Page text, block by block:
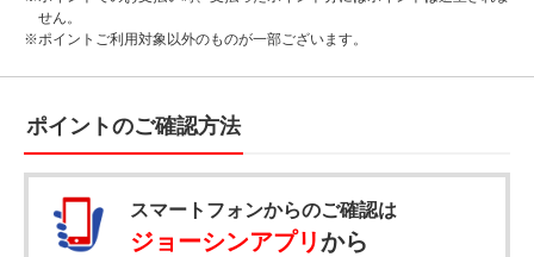
せん。
※ポイントご利用対象以外のものが一部ございます。
ポイントのご確認方法
スマートフォンからのご確認は
ジョーシンアプリから